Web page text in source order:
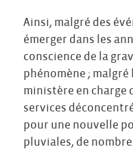
Ainsi, malgré des
émerger dans les
conscience de la
phénomène ; malgré
ministère en charge
services
pour une nouvelle
pluviales, de